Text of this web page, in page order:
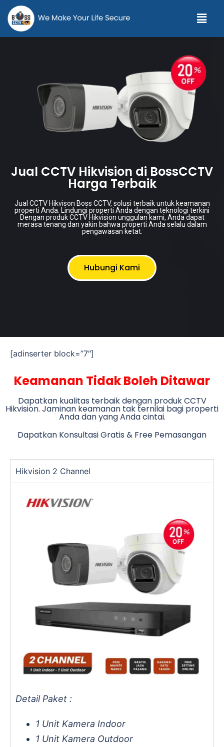
Jual CCTV Hikvision di BossCCTV
Harga Terbaik
Jual CCTV Hikvison Boss CCTV, solusi terbaik untuk keamanan
properti Anda. Lindungi properti Anda dengan teknologi terkini
Dengan produk CCTV Hikvision unggulan kami, Anda dapat
merasa tenang dan yakin bahwa properti Anda selalu dalam
pengawasan ketat.
Hubungi Kami
[adinserter block=”7″]
Keamanan Tidak Boleh Ditawar
Dapatkan kualitas terbaik dengan produk CCTV
Hikvision. Jaminan keamanan tak ternilai bagi properti
Anda dan yang Anda cintai.
Dapatkan Konsultasi Gratis & Free Pemasangan
Hikvision 2 Channel
Detail Paket :
1 Unit Kamera Indoor
1 Unit Kamera Outdoor